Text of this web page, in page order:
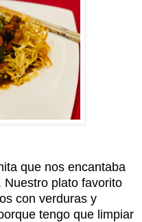
que nos encantaba
plato favorito
con verduras y
tengo que limpiar